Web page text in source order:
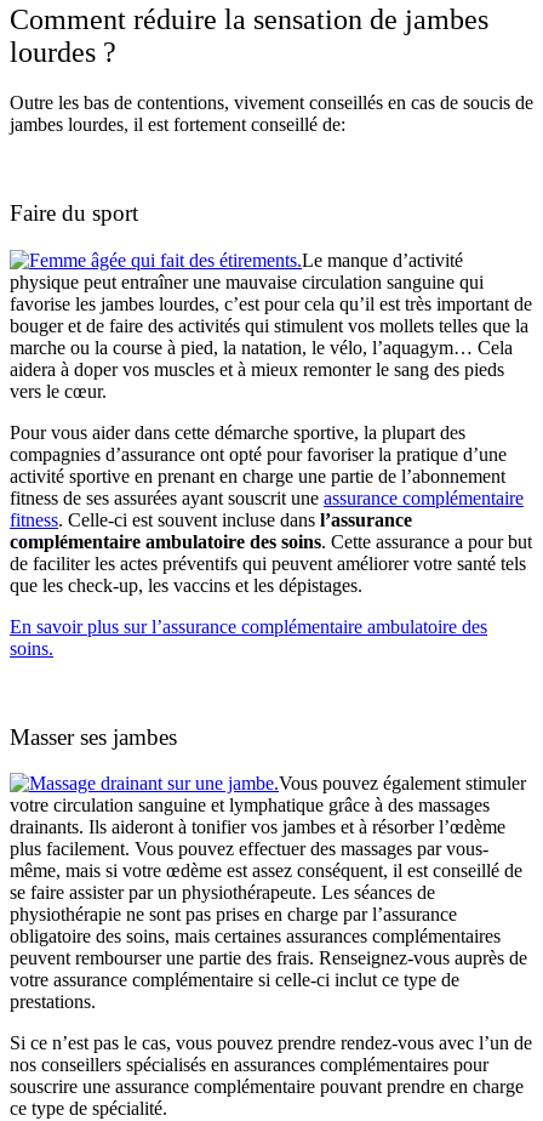
Comment réduire la sensation de jambes
lourdes ?
Outre les bas de contentions, vivement conseillés en cas de soucis de
jambes lourdes, il est fortement conseillé de:
Faire du sport
Le manque d’activité
physique peut entraîner une mauvaise circulation sanguine qui
favorise les jambes lourdes, c’est pour cela qu’il est très important de
bouger et de faire des activités qui stimulent vos mollets telles que la
marche ou la course à pied, la natation, le vélo, l’aquagym… Cela
aidera à doper vos muscles et à mieux remonter le sang des pieds
vers le cœur.
Pour vous aider dans cette démarche sportive, la plupart des
compagnies d’assurance ont opté pour favoriser la pratique d’une
activité sportive en prenant en charge une partie de l’abonnement
fitness de ses assurées ayant souscrit une assurance complémentaire
fitness. Celle-ci est souvent incluse dans l’assurance
complémentaire ambulatoire des soins. Cette assurance a pour but
de faciliter les actes préventifs qui peuvent améliorer votre santé tels
que les check-up, les vaccins et les dépistages.
En savoir plus sur l’assurance complémentaire ambulatoire des
soins.
Masser ses jambes
Vous pouvez également stimuler
votre circulation sanguine et lymphatique grâce à des massages
drainants. Ils aideront à tonifier vos jambes et à résorber l’œdème
plus facilement. Vous pouvez effectuer des massages par vous-
même, mais si votre œdème est assez conséquent, il est conseillé de
se faire assister par un physiothérapeute. Les séances de
physiothérapie ne sont pas prises en charge par l’assurance
obligatoire des soins, mais certaines assurances complémentaires
peuvent rembourser une partie des frais. Renseignez-vous auprès de
votre assurance complémentaire si celle-ci inclut ce type de
prestations.
Si ce n’est pas le cas, vous pouvez prendre rendez-vous avec l’un de
nos conseillers spécialisés en assurances complémentaires pour
souscrire une assurance complémentaire pouvant prendre en charge
ce type de spécialité.